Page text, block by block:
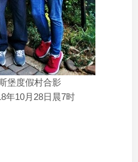
堡度假村合影
年10月28日晨7时